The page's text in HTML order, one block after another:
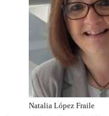
Natalia López Fraile